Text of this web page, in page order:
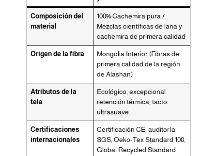
Composición del
material
100% Cachemira pura /
Mezclas científicas de lana y
cachemira de primera calidad
Origen de la fibra
Mongolia Interior (Fibras de
primera calidad de la región
de Alashan)
Atributos de la
tela
Ecológico, excepcional
retención térmica, tacto
ultrasuave.
Certificaciones
internacionales
Certificación CE, auditoría
SGS, Oeko-Tex Standard 100,
Global Recycled Standard